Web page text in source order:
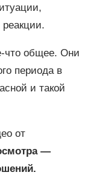
что общее. Они
периода в
и такой
от
—